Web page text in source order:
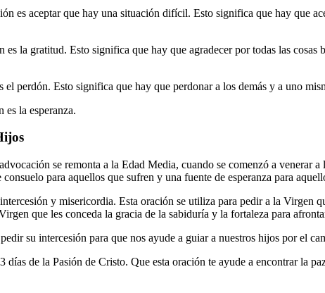
es aceptar que hay una situación difícil. Esto significa que hay que
la gratitud. Esto significa que hay que agradecer por todas las cosas
perdón. Esto significa que hay que perdonar a los demás y a uno
la esperanza.
se remonta a la Edad Media, cuando se comenzó a venerar
para aquellos que sufren y una fuente de esperanza para
y misericordia. Esta oración se utiliza para pedir a la Virgen
que les conceda la gracia de la sabiduría y la fortaleza para
su intercesión para que nos ayude a guiar a nuestros hijos por el
de la Pasión de Cristo. Que esta oración te ayude a encontrar la